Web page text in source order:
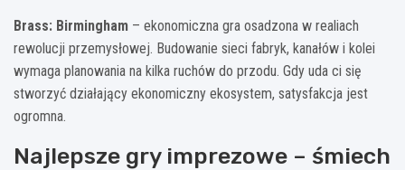
Brass: Birmingham – ekonomiczna gra osadzona w realiach
rewolucji przemysłowej. Budowanie sieci fabryk, kanałów i kolei
wymaga planowania na kilka ruchów do przodu. Gdy uda ci się
stworzyć działający ekonomiczny ekosystem, satysfakcja jest
ogromna.
Najlepsze gry imprezowe – śmiech